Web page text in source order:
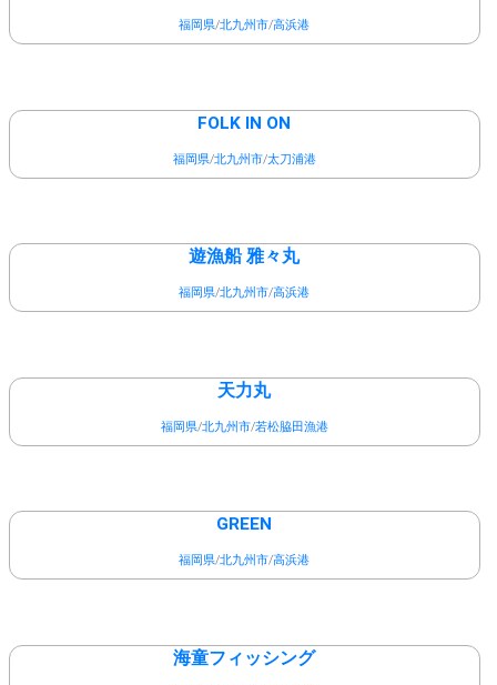
福岡県/北九州市/高浜港
FOLK IN ON
福岡県/北九州市/太刀浦港
遊漁船 雅々丸
福岡県/北九州市/高浜港
天力丸
福岡県/北九州市/若松脇田漁港
GREEN
福岡県/北九州市/高浜港
海童フィッシング